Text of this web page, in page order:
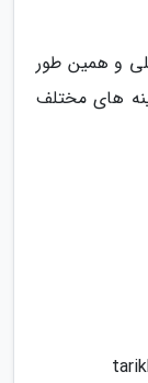
و همین طور
های مختلف